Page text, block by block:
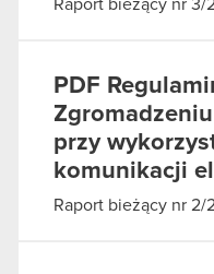
Raport bieżący nr 3/
PDF
Zgromadzeniu
przy
komunikacji
Raport bieżący nr 2/